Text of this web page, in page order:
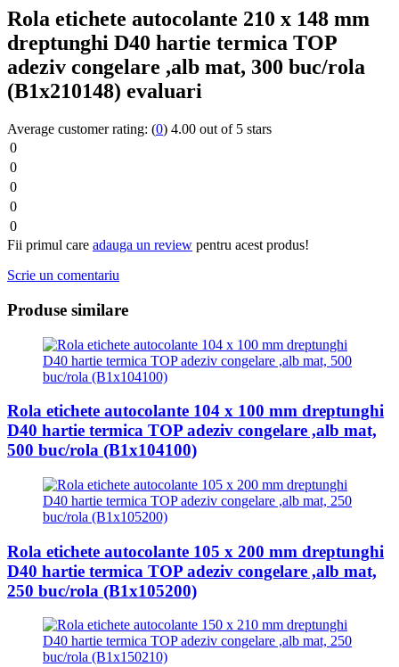
Rola etichete autocolante 210 x 148 mm
dreptunghi D40 hartie termica TOP
adeziv congelare ,alb mat, 300 buc/rola
(B1x210148) evaluari
Average customer rating: (0) 4.00 out of 5 stars
0
0
0
0
0
Fii primul care adauga un review pentru acest produs!
Scrie un comentariu
Produse similare
Rola etichete autocolante 104 x 100 mm dreptunghi
D40 hartie termica TOP adeziv congelare ,alb mat,
500 buc/rola (B1x104100)
Rola etichete autocolante 105 x 200 mm dreptunghi
D40 hartie termica TOP adeziv congelare ,alb mat,
250 buc/rola (B1x105200)